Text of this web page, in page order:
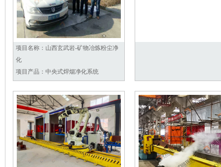
项目名称： 山西玄武岩-矿物冶炼粉尘净
化
项目产品： 中央式焊烟净化系统